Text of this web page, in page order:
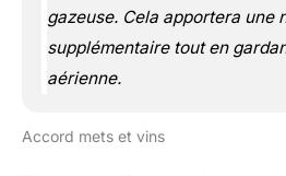
gazeuse. Cela apportera une
supplémentaire tout en
aérienne.
Accord mets et vins